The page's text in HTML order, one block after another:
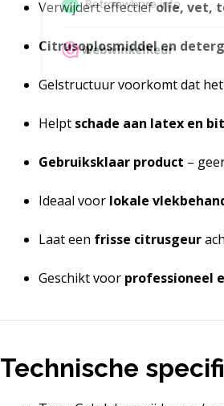
Verwijdert effectiefolie, vet,
Citrusoplosmiddel en
Gelstructuur voorkomt dat
Helpt schade aan latex en
Gebruiksklaar product –
Ideaal voor lokale
Laat een frisse citrusgeur
Geschikt voor professioneel
Technische